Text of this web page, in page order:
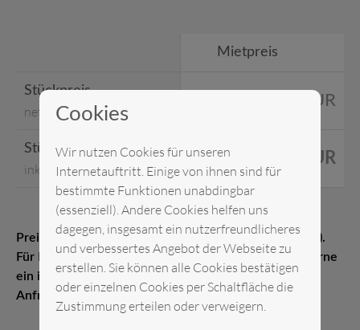
Mietpreis
Stückpreis
netto
0,00 EUR
Stückpreis
inkl. MwSt.
0,00 EUR
Preis pro Stück Messelistenpreis (1–21 Kalendertage).
Für Kurz- oder Langzeitmieten erstellen wir Ihnen gerne
ein individuelles Angebot. Senden Sie uns gerne eine
Anfrage.
Cookies
Wir nutzen Cookies für unseren
Internetauftritt. Einige von ihnen sind für
bestimmte Funktionen unabdingbar
(essenziell). Andere Cookies helfen uns
dagegen, insgesamt ein nutzerfreundlicheres
und verbessertes Angebot der Webseite zu
erstellen. Sie können alle Cookies bestätigen
oder einzelnen Cookies per Schaltfläche die
Zustimmung erteilen oder verweigern.